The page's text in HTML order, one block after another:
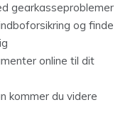
gearkasseproblemer
og finde
online til dit
kommer du videre